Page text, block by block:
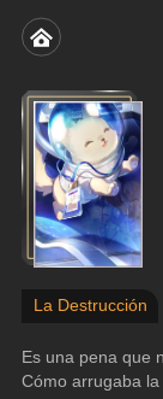
La Destrucción
Es una pena que
Cómo arrugaba